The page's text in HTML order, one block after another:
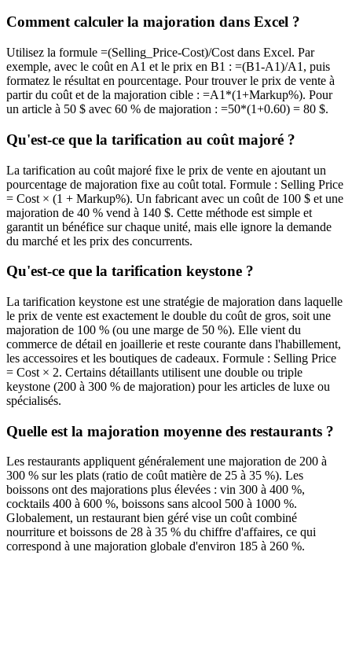
Comment calculer la majoration dans Excel ?
Utilisez la formule =(Selling_Price-Cost)/Cost dans Excel. Par
exemple, avec le coût en A1 et le prix en B1 : =(B1-A1)/A1, puis
formatez le résultat en pourcentage. Pour trouver le prix de vente à
partir du coût et de la majoration cible : =A1*(1+Markup%). Pour
un article à 50 $ avec 60 % de majoration : =50*(1+0.60) = 80 $.
Qu'est-ce que la tarification au coût majoré ?
La tarification au coût majoré fixe le prix de vente en ajoutant un
pourcentage de majoration fixe au coût total. Formule : Selling Price
= Cost × (1 + Markup%). Un fabricant avec un coût de 100 $ et une
majoration de 40 % vend à 140 $. Cette méthode est simple et
garantit un bénéfice sur chaque unité, mais elle ignore la demande
du marché et les prix des concurrents.
Qu'est-ce que la tarification keystone ?
La tarification keystone est une stratégie de majoration dans laquelle
le prix de vente est exactement le double du coût de gros, soit une
majoration de 100 % (ou une marge de 50 %). Elle vient du
commerce de détail en joaillerie et reste courante dans l'habillement,
les accessoires et les boutiques de cadeaux. Formule : Selling Price
= Cost × 2. Certains détaillants utilisent une double ou triple
keystone (200 à 300 % de majoration) pour les articles de luxe ou
spécialisés.
Quelle est la majoration moyenne des restaurants ?
Les restaurants appliquent généralement une majoration de 200 à
300 % sur les plats (ratio de coût matière de 25 à 35 %). Les
boissons ont des majorations plus élevées : vin 300 à 400 %,
cocktails 400 à 600 %, boissons sans alcool 500 à 1000 %.
Globalement, un restaurant bien géré vise un coût combiné
nourriture et boissons de 28 à 35 % du chiffre d'affaires, ce qui
correspond à une majoration globale d'environ 185 à 260 %.